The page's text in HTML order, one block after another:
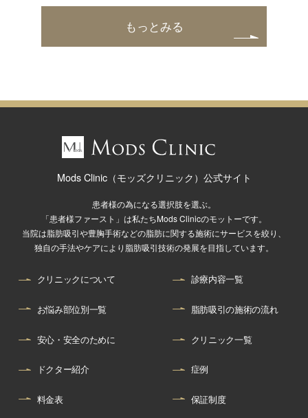
もっとみる
Mods Clinic（モッズクリニック）公式サイト
患者様の為になる選択肢を選ぶ。
「患者様ファースト」は私たちMods Clinicのモットーです。
当院は脂肪吸引や豊胸手術などの脂肪に関する施術にサービスを絞り、
独自の手法やケアにより脂肪吸引技術の発展を目指しています。
クリニックについて 診療内容一覧
お悩み部位別一覧 脂肪吸引の施術の流れ
安心・安全のために クリニック一覧
ドクター紹介 症例
料金表 保証制度